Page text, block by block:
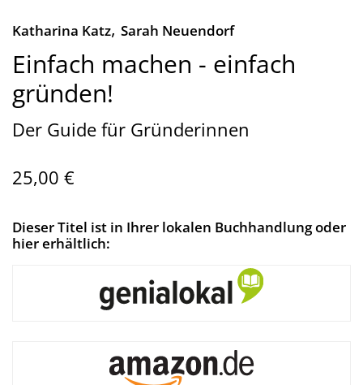
Katharina Katz, Sarah Neuendorf
Einfach machen - einfach
gründen!
Der Guide für Gründerinnen
25,00 €
Dieser Titel ist in Ihrer lokalen Buchhandlung oder
hier erhältlich: